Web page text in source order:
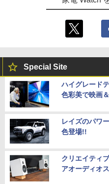
Special Site
ハイグレード
色彩美で映画
レイズのパワ
色登場!!
クリエイティ
アオーディオ